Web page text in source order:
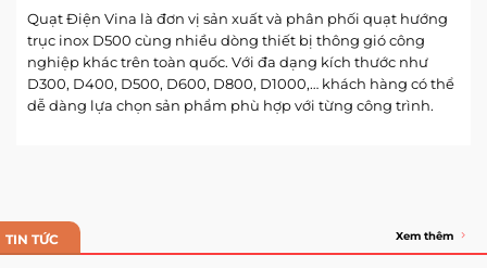
Quạt Điện Vina là đơn vị sản xuất và phân phối quạt hướng
trục inox D500 cùng nhiều dòng thiết bị thông gió công
nghiệp khác trên toàn quốc. Với đa dạng kích thước như
D300, D400, D500, D600, D800, D1000,… khách hàng có thể
dễ dàng lựa chọn sản phẩm phù hợp với từng công trình.
TIN TỨC Xem thêm